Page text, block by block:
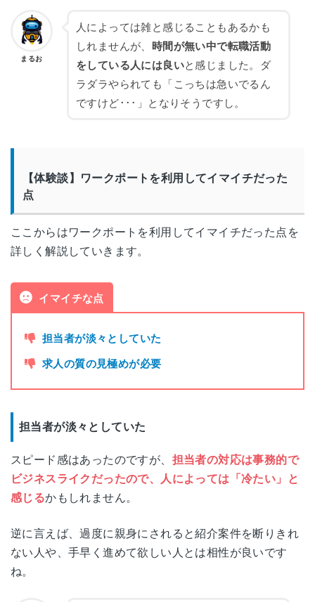
盛岡
岩手県盛岡市盛岡駅西通2-9-1
マリオス11F
宮城県仙台市青葉区一番町1-9-1
秋田
秋田朝日生命丸島ビル6F
山形
朝日生命山形ビル8F
郡山
日本生命郡山駅前ビル 1F
茨城
茨城県水戸市宮町1-3-41
栃木県宇都宮市大通り2-3-1
明石屋ビル 3F
埼玉
埼玉県さいたま市大宮区宮町2-35
千葉県千葉市中央区弁天1-15-3
まるお
人によっては雑と感じることもあるかも
しれませんが、 時間が無い中で転職活動
をしている人には良いと感じました。ダ
ラダラやられても「こっちは急いでるん
ですけど･･･」となりそうですし。
【体験談】ワークポートを利用してイマイチだった
点
ここからはワークポートを利用してイマイチだった点を
詳しく解説していきます。
イマイチな点
担当者が淡々としていた
求人の質の見極めが必要
担当者が淡々としていた
スピード感はあったのですが、 担当者の対応は事務的で
ビジネスライクだったので、人によっては「冷たい」と
感じるかもしれません。
逆に言えば、過度に親身にされると紹介案件を断りきれ
ない人や、手早く進めて欲しい人とは相性が良いです
ね。